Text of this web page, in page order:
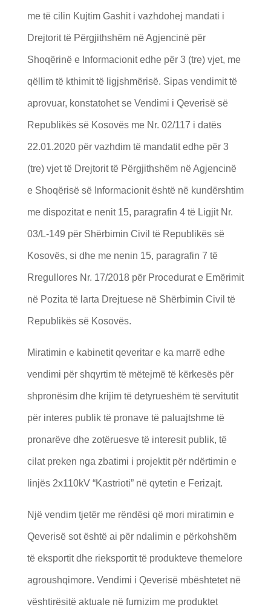
me të cilin Kujtim Gashit i vazhdohej mandati i
Drejtorit të Përgjithshëm në Agjencinë për
Shoqërinë e Informacionit edhe për 3 (tre) vjet, me
qëllim të kthimit të ligjshmërisë. Sipas vendimit të
aprovuar, konstatohet se Vendimi i Qeverisë së
Republikës së Kosovës me Nr. 02/117 i datës
22.01.2020 për vazhdim të mandatit edhe për 3
(tre) vjet të Drejtorit të Përgjithshëm në Agjencinë
e Shoqërisë së Informacionit është në kundërshtim
me dispozitat e nenit 15, paragrafin 4 të Ligjit Nr.
03/L-149 për Shërbimin Civil të Republikës së
Kosovës, si dhe me nenin 15, paragrafin 7 të
Rregullores Nr. 17/2018 për Procedurat e Emërimit
në Pozita të larta Drejtuese në Shërbimin Civil të
Republikës së Kosovës.
Miratimin e kabinetit qeveritar e ka marrë edhe
vendimi për shqyrtim të mëtejmë të kërkesës për
shpronësim dhe krijim të detyrueshëm të servitutit
për interes publik të pronave të paluajtshme të
pronarëve dhe zotëruesve të interesit publik, të
cilat preken nga zbatimi i projektit për ndërtimin e
linjës 2x110kV “Kastrioti” në qytetin e Ferizajt.
Një vendim tjetër me rëndësi që mori miratimin e
Qeverisë sot është ai për ndalimin e përkohshëm
të eksportit dhe rieksportit të produkteve themelore
agroushqimore. Vendimi i Qeverisë mbështetet në
vështirësitë aktuale në furnizim me produktet